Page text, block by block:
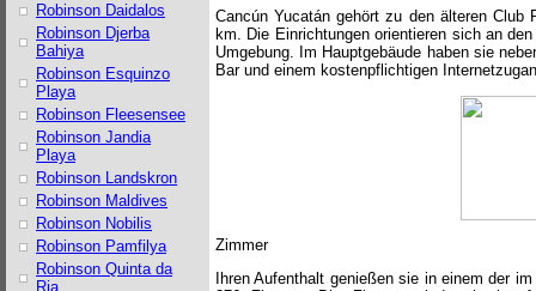
Robinson Daidalos
Robinson Djerba
Bahiya
Robinson Esquinzo
Playa
Robinson Fleesensee
Robinson Jandia
Playa
Robinson Landskron
Robinson Maldives
Robinson Nobilis
Robinson Pamfilya
Robinson Quinta da
Ria
Cancún Yucatán gehört zu den älteren
km. Die Einrichtungen orientieren sich an
Umgebung. Im Hauptgebäude haben sie
Bar und einem kostenpflichtigen
Zimmer
Ihren Aufenthalt genießen sie in einem der